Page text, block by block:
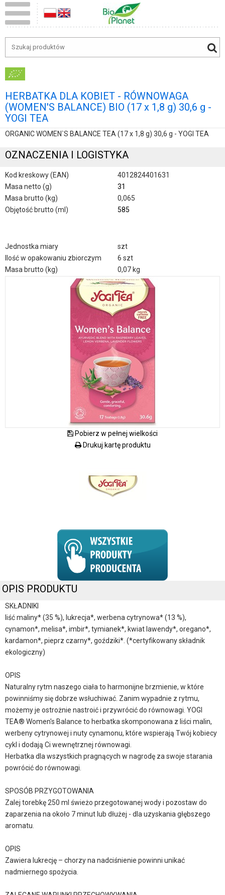
HERBATKA DLA KOBIET - RÓWNOWAGA
(WOMEN'S BALANCE) BIO (17 x 1,8 g) 30,6 g -
YOGI TEA
ORGANIC WOMEN`S BALANCE TEA (17 x 1,8 g) 30,6 g - YOGI TEA
OZNACZENIA I LOGISTYKA
Kod kreskowy (EAN)
4012824401631
Masa netto (g)
31
Masa brutto (kg)
0,065
Objętość brutto (ml)
585
Jednostka miary
szt
Ilość w opakowaniu zbiorczym
6 szt
Masa brutto (kg)
0,07 kg
Pobierz w pełnej wielkości
Drukuj kartę produktu
OPIS PRODUKTU
SKŁADNIKI
liść maliny* (35 %), lukrecja*, werbena cytrynowa* (13 %),
cynamon*, melisa*, imbir*, tymianek*, kwiat lawendy*, oregano*,
kardamon*, pieprz czarny*, goździki*. (*certyfikowany składnik
ekologiczny)
OPIS
Naturalny rytm naszego ciała to harmonijne brzmienie, w które
powinniśmy się dobrze wsłuchiwać. Zanim wypadnie z rytmu,
możemy je ostrożnie nastroić i przywrócić do równowagi. YOGI
TEA® Women's Balance to herbatka skomponowana z liści malin,
werbeny cytrynowej i nuty cynamonu, które wspierają Twój kobiecy
cykl i dodają Ci wewnętrznej równowagi.
Herbatka dla wszystkich pragnących w nagrodę za swoje starania
powrócić do równowagi.
SPOSÓB PRZYGOTOWANIA
Zalej torebkę 250 ml świeżo przegotowanej wody i pozostaw do
zaparzenia na około 7 minut lub dłużej - dla uzyskania głębszego
aromatu.
OPIS
Zawiera lukrecję – chorzy na nadciśnienie powinni unikać
nadmiernego spożycia.